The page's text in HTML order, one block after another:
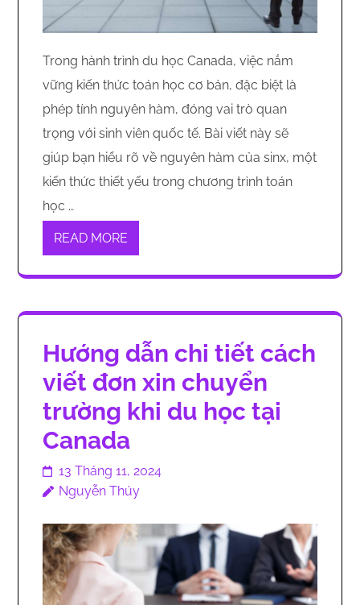
Trong hành trình du học Canada, việc nắm
vững kiến thức toán học cơ bản, đặc biệt là
phép tính nguyên hàm, đóng vai trò quan
trọng với sinh viên quốc tế. Bài viết này sẽ
giúp bạn hiểu rõ về nguyên hàm của sinx, một
kiến thức thiết yếu trong chương trình toán
học …
READ MORE
Hướng dẫn chi tiết cách
viết đơn xin chuyển
trường khi du học tại
Canada
13 Tháng 11, 2024
Nguyễn Thúy